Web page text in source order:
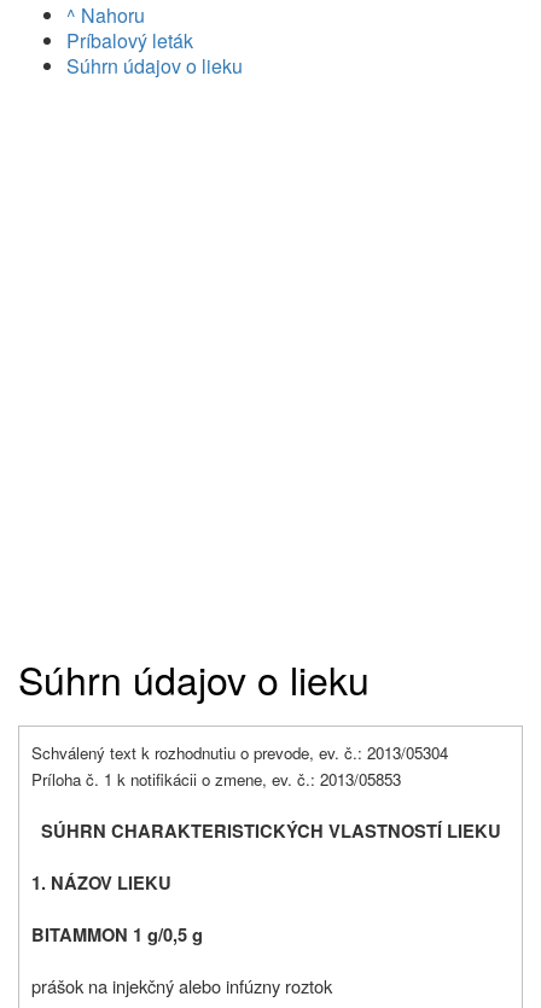
^ Nahoru
Príbalový leták
Súhrn údajov o lieku
Súhrn údajov o lieku
Schválený text k rozhodnutiu o prevode, ev. č.: 2013/05304
Príloha č. 1 k notifikácii o zmene, ev. č.: 2013/05853
SÚHRN CHARAKTERISTICKÝCH VLASTNOSTÍ LIEKU
1. NÁZOV LIEKU
BITAMMON 1 g/0,5 g
prášok na injekčný alebo infúzny roztok